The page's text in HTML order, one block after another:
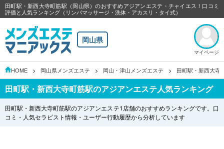
田町駅・新西大寺町筋駅（岡山県）のおすすめアジアンエステ・チャイエス！口コミ
評価と人気ランキング（リンパマッサージ・洗体・アカスリ・タイ式）
岡山県
マイページ
HOME 岡山県メンズエステ 岡山・津山メンズエステ 田町駅・新西大寺
田町駅・新西大寺町筋駅のアジアンエステ人気ランキング
田町駅・新西大寺町筋駅のアジアンエステ1店舗のおすすめランキングです。口
コミ・人気セラピスト情報・ユーザー行動履歴から分析しています